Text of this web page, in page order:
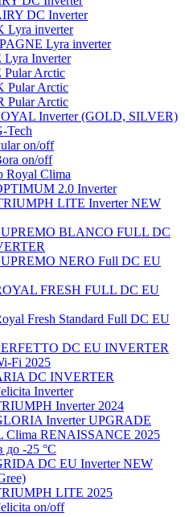
DC Inverter
Lyra inverter
Lyra inverter
Inverter
Arctic
Pular Arctic
Pular Arctic
Inverter (GOLD, SILVER)
Tech
on/off
on/off
Royal Clima
2.0 Inverter
LITE Inverter NEW
BLANCO FULL DC
NERO Full DC EU
FRESH FULL DC EU
Fresh Standard Full DC EU
DC EU INVERTER
Fi 2025
DC INVERTER
Inverter
Inverter 2024
Inverter UPGRADE
Clima RENAISSANCE 2025
до -25 °С
DC EU Inverter NEW
LITE 2025
on/off